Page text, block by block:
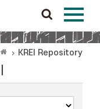
KREI Repository